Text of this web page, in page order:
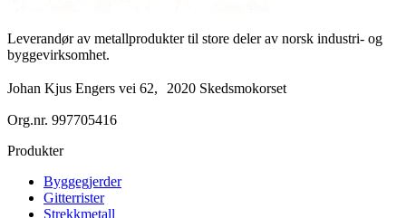
Leverandør av metallprodukter til store deler av norsk industri- og
byggevirksomhet.
Johan Kjus Engers vei 62, 2020 Skedsmokorset
Org.nr. 997705416
Produkter
Byggegjerder
Gitterrister
Strekkmetall